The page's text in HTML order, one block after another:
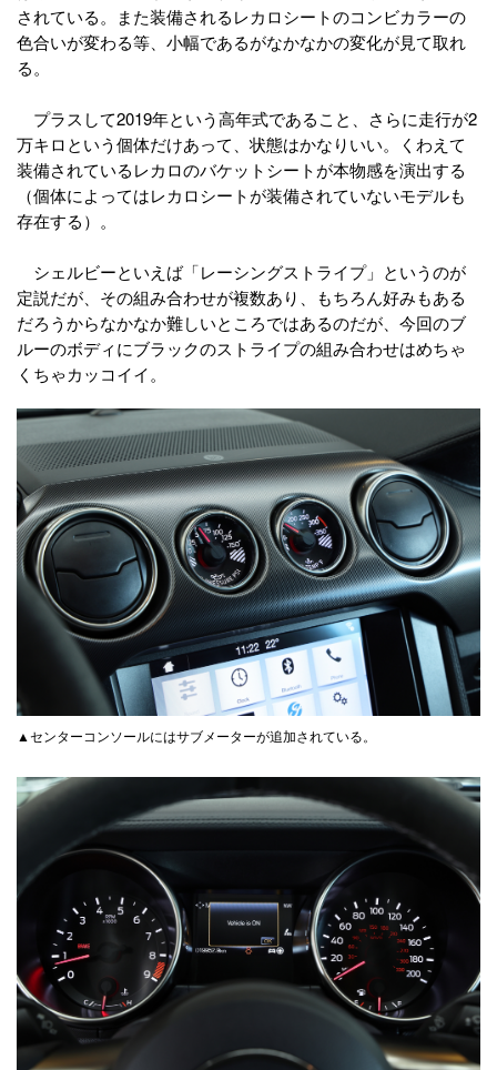
されている。また装備されるレカロシートのコンビカラーの
色合いが変わる等、小幅であるがなかなかの変化が見て取れ
る。
プラスして2019年という高年式であること、さらに走行が2
万キロという個体だけあって、状態はかなりいい。くわえて
装備されているレカロのバケットシートが本物感を演出する
（個体によってはレカロシートが装備されていないモデルも
存在する）。
シェルビーといえば「レーシングストライプ」というのが
定説だが、その組み合わせが複数あり、もちろん好みもある
だろうからなかなか難しいところではあるのだが、今回のブ
ルーのボディにブラックのストライプの組み合わせはめちゃ
くちゃカッコイイ。
▲センターコンソールにはサブメーターが追加されている。